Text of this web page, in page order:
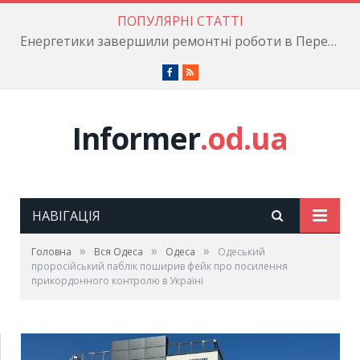
ПОПУЛЯРНІ СТАТТІ
Енергетики завершили ремонтні роботи в Пересипському районі
Facebook
RSS
Informer.od.ua
НАВІГАЦІЯ
Головна » Вся Одеса » Одеса »
Одеський
проросійський паблік поширив фейк про посилення
прикордонного контролю в Україні